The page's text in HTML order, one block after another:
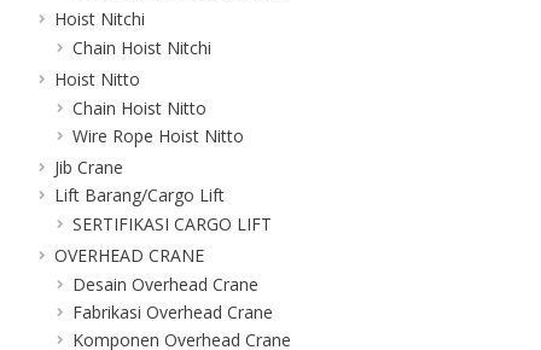
Hoist Nitchi
Chain Hoist Nitchi
Hoist Nitto
Chain Hoist Nitto
Wire Rope Hoist Nitto
Jib Crane
Lift Barang/Cargo Lift
SERTIFIKASI CARGO LIFT
OVERHEAD CRANE
Desain Overhead Crane
Fabrikasi Overhead Crane
Komponen Overhead Crane